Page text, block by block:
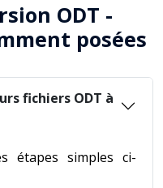
ODT -
posées
fichiers ODT à
étapes simples ci-